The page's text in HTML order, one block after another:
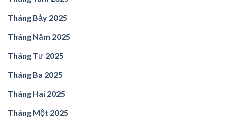
Tháng Bảy 2025
Tháng Năm 2025
Tháng Tư 2025
Tháng Ba 2025
Tháng Hai 2025
Tháng Một 2025